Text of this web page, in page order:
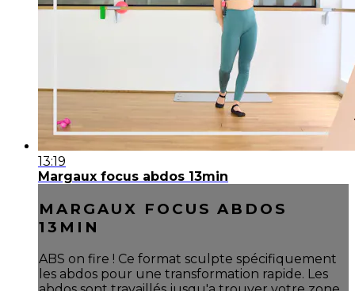
13:19
Margaux focus abdos 13min
MARGAUX FOCUS ABDOS
13MIN
ABS on fire ! Ce format sculpte spécifiquement
les abdos pour une transformation rapide. Les